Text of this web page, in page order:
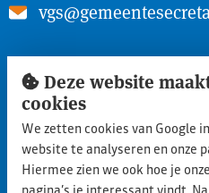
Snel naar
Inloggen ledengedeelte
Lid worden
Aanmelden nieuwe
Deze website
cookies
We zetten cookies van Google
website te analyseren en onze
Hiermee zien we ook hoe je